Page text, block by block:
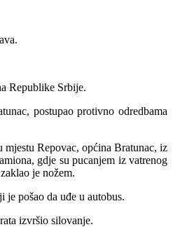
Republike Srbije.
postupao protivno odredbama
Repovac, općina Bratunac, iz
gdje su pucanjem iz vatrenog
je nožem.
pošao da uđe u autobus.
izvršio silovanje.